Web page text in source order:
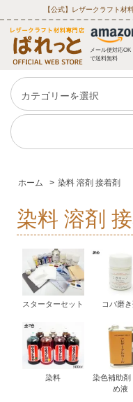
【公式】レザークラフト材
メール便対応
で送料無料
ホーム > 染料 溶剤 接着剤
染料 溶剤
スターターセット コバ磨き
染料
染色補助剤
め液